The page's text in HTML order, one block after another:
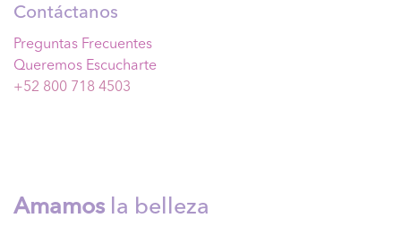
Contáctanos
Preguntas Frecuentes
Queremos Escucharte
+52 800 718 4503
Amamos la belleza